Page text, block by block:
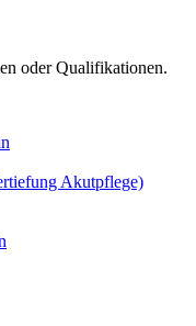
oder Qualifikationen.
Akutpflege)